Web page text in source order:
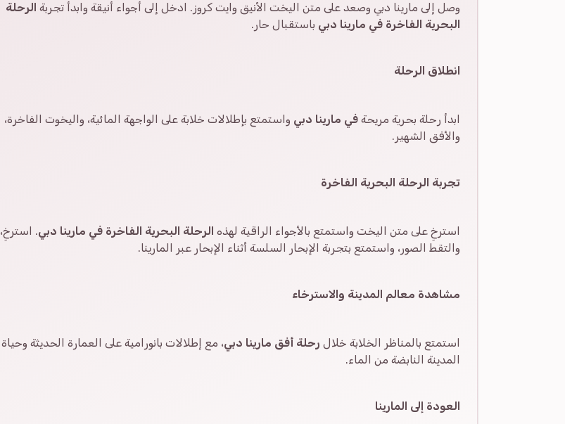
وصل إلى مارينا دبي وصعد على متن اليخت الأنيق وايت كروز. ادخل إلى أجواء أنيقة وابدأ تجربة الرحلة
البحرية الفاخرة في مارينا دبي باستقبال حار.
انطلاق الرحلة
ابدأ رحلة بحرية مريحة في مارينا دبي واستمتع بإطلالات خلابة على الواجهة المائية، واليخوت الفاخرة،
والأفق الشهير.
تجربة الرحلة البحرية الفاخرة
استرخِ على متن اليخت واستمتع بالأجواء الراقية لهذه الرحلة البحرية الفاخرة في مارينا دبي. استرخِ،
والتقط الصور، واستمتع بتجربة الإبحار السلسة أثناء الإبحار عبر المارينا.
مشاهدة معالم المدينة والاسترخاء
استمتع بالمناظر الخلابة خلال رحلة أفق مارينا دبي، مع إطلالات بانورامية على العمارة الحديثة وحياة
المدينة النابضة من الماء.
العودة إلى المارينا